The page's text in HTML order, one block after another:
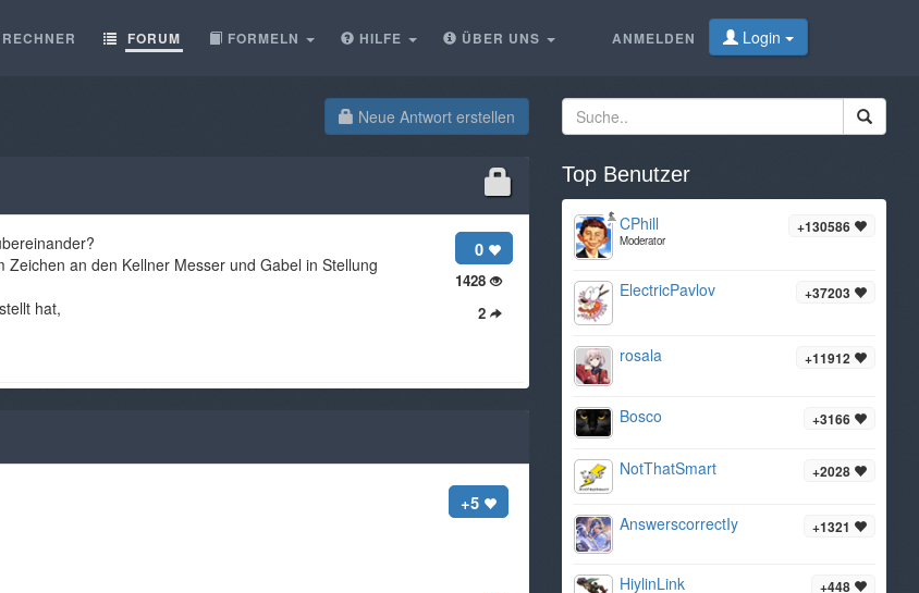
ANMELDEN Login
RECHNER FORUM FORMELN HILFE ÜBER UNS
Neue Antwort erstellen
0
1428
2
an den Kellner Messer und Gabel in Stellung
hat,
+5
Top Benutzer
+130586
CPhill
Moderator
+37203
ElectricPavlov
+11912
rosala
+3166
Bosco
+2028
NotThatSmart
+1321
AnswerscorrectIy
+448
HiylinLink